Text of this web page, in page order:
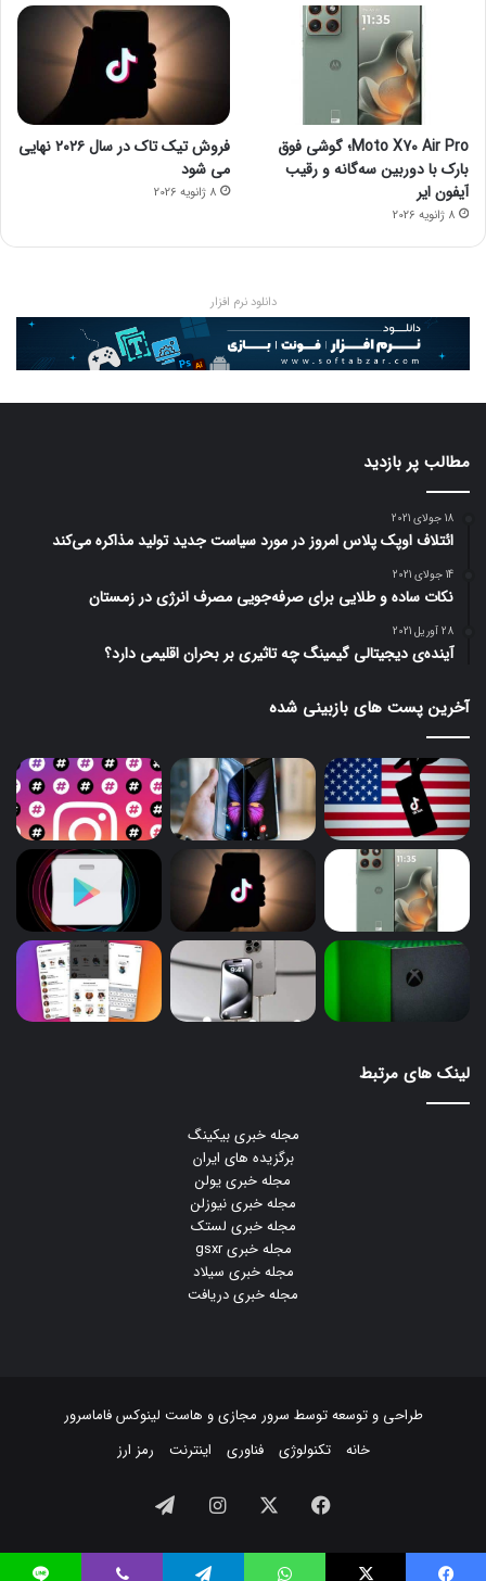
Moto X70 Air Pro؛ گوشی فوق
بارک با دوربین سه‌گانه و رقیب
آیفون ایر
8 ژانویه 2026
فروش تیک تاک در سال ۲۰۲۶ نهایی
می شود
8 ژانویه 2026
دانلود نرم افزار
مطالب پر بازدید
18 جولای 2021
ائتلاف اوپک پلاس امروز در مورد سیاست جدید تولید مذاکره می‌کند
14 جولای 2021
نکات ساده و طلایی برای صرفه‌جویی مصرف انرژی در زمستان
28 آوریل 2021
آینده‌ی دیجیتالی گیمینگ چه تاثیری بر بحران اقلیمی دارد؟
آخرین پست های بازبینی شده
لینک های مرتبط
مجله خبری بیکینگ
برگزیده های ایران
مجله خبری یولن
مجله خبری نیوزلن
مجله خبری لستک
مجله خبری gsxr
مجله خبری سیلاد
مجله خبری دریافت
طراحی و توسعه توسط سرور مجازیو هاست لینوکسفاماسرور
خانه
تکنولوژی فناوری اینترنت رمز ارز
فیسبوک ایکس اینستاگرام